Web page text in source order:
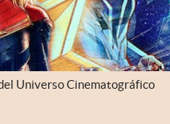
Universo Cinematográfico